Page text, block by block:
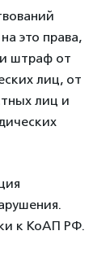
это права,
штраф от
лиц, от
лиц и
к КоАП РФ.